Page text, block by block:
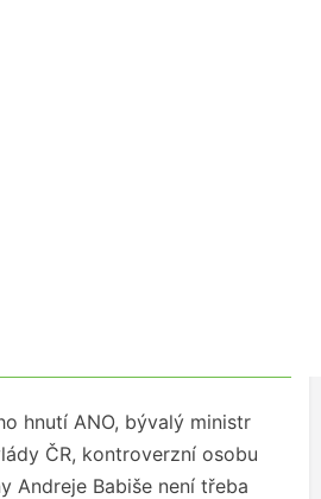
hnutí ANO, bývalý ministr
ČR, kontroverzní osobu
Andreje Babiše není třeba